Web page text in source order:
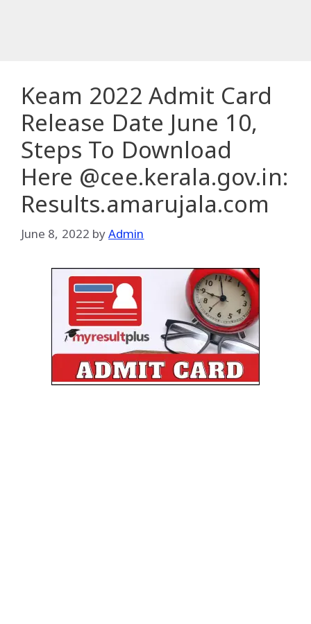
Keam 2022 Admit Card
Release Date June 10,
Steps To Download
Here @cee.kerala.gov.in:
Results.amarujala.com
June 8, 2022 byAdmin